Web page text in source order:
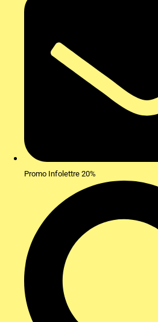
Promo Infolettre 20%